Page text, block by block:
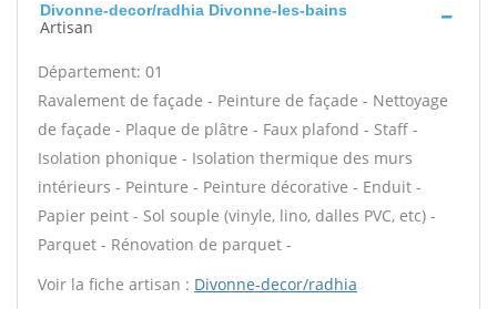
Divonne-decor/radhia Divonne-les-bains
Artisan
Département: 01
Ravalement de façade - Peinture de façade - Nettoyage
de façade - Plaque de plâtre - Faux plafond - Staff -
Isolation phonique - Isolation thermique des murs
intérieurs - Peinture - Peinture décorative - Enduit -
Papier peint - Sol souple (vinyle, lino, dalles PVC, etc) -
Parquet - Rénovation de parquet -
Voir la fiche artisan : Divonne-decor/radhia